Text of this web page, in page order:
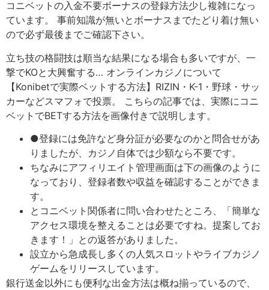
コニベットの入金不要ボーナスの登録方法少し複雑になっ
ています。 事前知識が無いとボーナスまでたどり着け無い
ので必ず最後までご確認下さい。
立ち技の格闘技は順当な結果になる場合も多いですが、一
撃でKOと大興奮する… オンラインカジノについて
【Konibetで実際ベットする方法】RIZIN・K-1・野球・サッ
カーなどスマフォで投票。 こちらの記事では、実際にコニ
ベットでBETする方法を画像付きで説明します。
●登録には免許など身分証が必要なのかと問合せがあ
りましたが、カジノ自体では少額なら不要です。
ちなみにアフィリエイト管理画面は下の画像のように
なっており、登録者数や収益を確認することができま
す。
とコニベット関係者に問い合わせたところ、「簡単な
アクセス環境を整えることは必要ですね。提案してお
きます！」との返答がありました。
設立から急成長し多くの人気スロットやライブカジノ
ゲームをリリースしています。
銀行送金以外にも便利な出金方法は概ね揃っているので、